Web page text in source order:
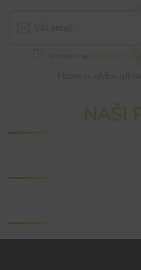
zpracováním
NAŠI